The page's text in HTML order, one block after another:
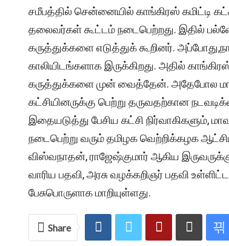
சமீபத்தில் சென்னையில் காங்கிரஸ் கமிட்டி
தலைவர்கள் கூட்டம் நடைபெற்றது. இதில்
கருத்துக்களை எடுத்துக் கூறினர்.
காலியிடங்களாக இருக்கிறது. அதில்
கருத்துக்களை முன் வைத்தேன். அதேபோல
கட்சியினருக்கு பெற்று தருவதற்கான
இதையடுத்து பேசிய கட்சி
நடைபெற்று வரும் தமிழக வெற்றிக்கழக
விஸ்வநாதன், ராஜேஷ்குமார் ஆகிய
வாரிய பதவி, அரசு வழக்கறிஞர் பதவி
பேசுபொருளாக மாறியுள்ளது.
Share